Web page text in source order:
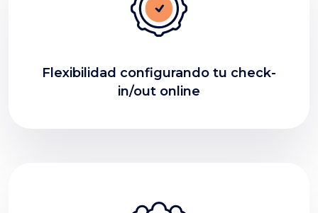
Flexibilidad configurando tu check-
in/out online